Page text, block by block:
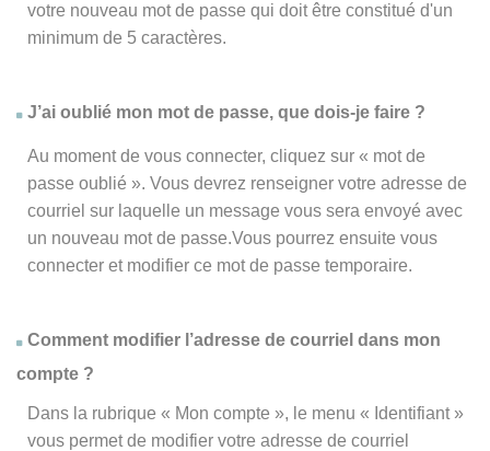
votre nouveau mot de passe qui doit être constitué d'un
minimum de 5 caractères.
J’ai oublié mon mot de passe, que dois-je faire ?
Au moment de vous connecter, cliquez sur « mot de
passe oublié ». Vous devrez renseigner votre adresse de
courriel sur laquelle un message vous sera envoyé avec
un nouveau mot de passe.Vous pourrez ensuite vous
connecter et modifier ce mot de passe temporaire.
Comment modifier l’adresse de courriel dans mon
compte ?
Dans la rubrique « Mon compte », le menu « Identifiant »
vous permet de modifier votre adresse de courriel